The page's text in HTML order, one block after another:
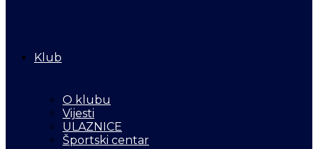
Klub
O klubu
Vijesti
ULAZNICE
Športski centar